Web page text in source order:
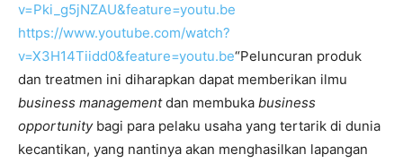
v=Pki_g5jNZAU&feature=youtu.be
https://www.youtube.com/watch?
v=X3H14Tiidd0&feature=youtu.be“Peluncuran produk
dan treatmen ini diharapkan dapat memberikan ilmu
business managementdan membuka business
opportunitybagi para pelaku usaha yang tertarik di dunia
kecantikan, yang nantinya akan menghasilkan lapangan